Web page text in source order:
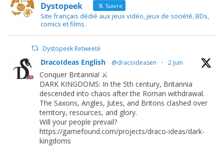
Dystopeek Suivre
Site français dédié aux jeux vidéo, jeux de société, BDs,
comics et films.
Dystopeek Retweeté
DracoIdeas English @dracoideasen · 2 Juin
Conquer Britannia! ⚔️
DARK KINGDOMS: In the 5th century, Britannia
descended into chaos after the Roman withdrawal.
The Saxons, Angles, Jutes, and Britons clashed over
territory, resources, and glory.
Will your people prevail?
https://gamefound.com/projects/draco-ideas/dark-
kingdoms